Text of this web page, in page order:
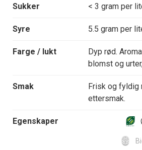
Sukker < 3 gram per
Syre 5.5 gram per
Farge / lukt
Dyp rød.
blomst og
Smak
Frisk og fyldig
ettersmak.
Egenskaper